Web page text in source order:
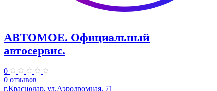
АВТОМОЕ. ​Официальный
автосервис.
0
0 отзывов
г.Краснодар, ул.​Аэродромная, 71